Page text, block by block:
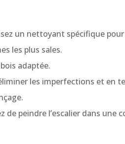
un nettoyant spécifique
les plus sales.
adaptée.
les imperfections et en
peindre l’escalier dans une